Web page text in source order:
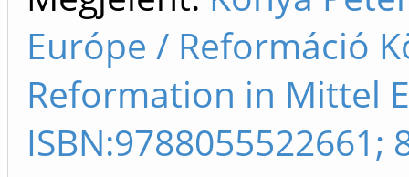
Európe / Reformáció
Reformation in Mittel
ISBN:9788055522661;